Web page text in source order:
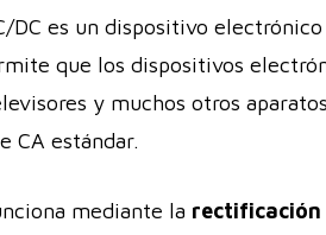
es un dispositivo electrónico
que los dispositivos
y muchos otros
CA estándar.
mediante la rectificación